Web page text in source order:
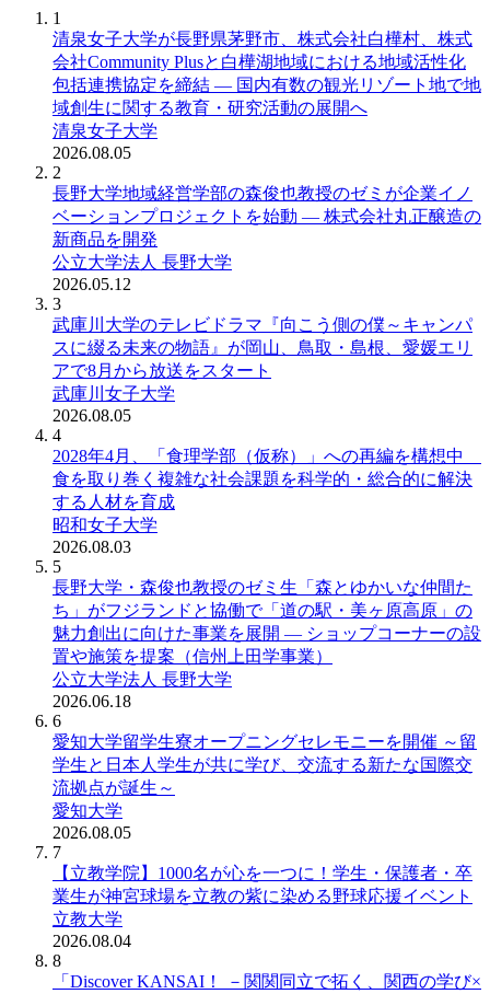
1
清泉女子大学が長野県茅野市、株式会社白樺村、株式
会社Community Plusと白樺湖地域における地域活性化
包括連携協定を締結 ― 国内有数の観光リゾート地で地
域創生に関する教育・研究活動の展開へ
清泉女子大学
2026.08.05
2
長野大学地域経営学部の森俊也教授のゼミが企業イノ
ベーションプロジェクトを始動 ― 株式会社丸正醸造の
新商品を開発
公立大学法人 長野大学
2026.05.12
3
武庫川大学のテレビドラマ『向こう側の僕～キャンパ
スに綴る未来の物語』が岡山、鳥取・島根、愛媛エリ
アで8月から放送をスタート
武庫川女子大学
2026.08.05
4
2028年4月、「食理学部（仮称）」への再編を構想中
食を取り巻く複雑な社会課題を科学的・総合的に解決
する人材を育成
昭和女子大学
2026.08.03
5
長野大学・森俊也教授のゼミ生「森とゆかいな仲間た
ち」がフジランドと協働で「道の駅・美ヶ原高原」の
魅力創出に向けた事業を展開 ― ショップコーナーの設
置や施策を提案（信州上田学事業）
公立大学法人 長野大学
2026.06.18
6
愛知大学留学生寮オープニングセレモニーを開催 ～留
学生と日本人学生が共に学び、交流する新たな国際交
流拠点が誕生～
愛知大学
2026.08.05
7
【立教学院】1000名が心を一つに！学生・保護者・卒
業生が神宮球場を立教の紫に染める野球応援イベント
立教大学
2026.08.04
8
「Discover KANSAI！ －関関同立で拓く、関西の学び×